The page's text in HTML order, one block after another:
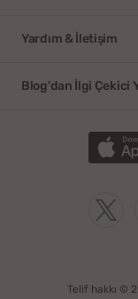
Yardım & İletişim
Blog'dan İlgi Çekici
Telif hakkı ©